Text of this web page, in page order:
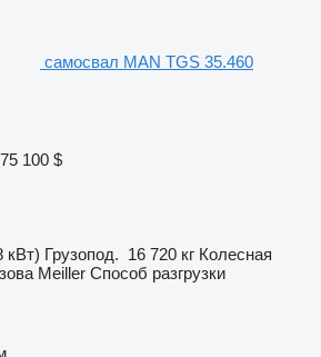
самосвал MAN TGS 35.460
100 $
кВт) Грузопод. 16 720 кг Колесная
Meiller Способ разгрузки